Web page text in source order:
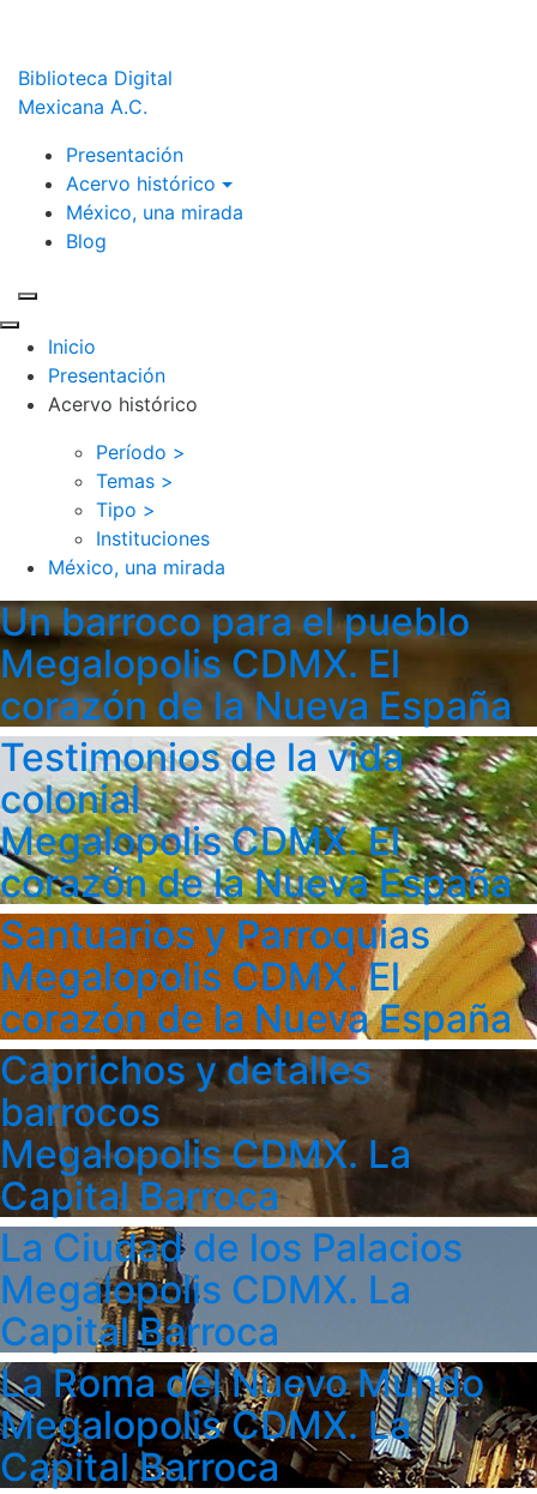
Biblioteca Digital
Mexicana A.C.
Presentación
Acervo histórico
México, una mirada
Blog
Inicio
Presentación
Acervo histórico
Período >
Temas >
Tipo >
Instituciones
México, una mirada
Un barroco para el pueblo
Megalopolis CDMX. El
corazón de la Nueva España
Testimonios de la vida
colonial
Megalopolis CDMX. El
corazón de la Nueva España
Santuarios y Parroquias
Megalopolis CDMX. El
corazón de la Nueva España
Caprichos y detalles
barrocos
Megalopolis CDMX. La
Capital Barroca
La Ciudad de los Palacios
Megalopolis CDMX. La
Capital Barroca
La Roma del Nuevo Mundo
Megalopolis CDMX. La
Capital Barroca